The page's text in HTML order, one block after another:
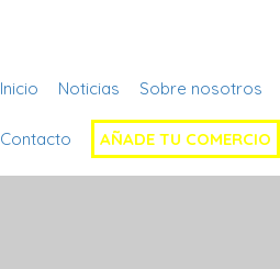
Inicio Noticias Sobre nosotros
Contacto AÑADE TU COMERCIO